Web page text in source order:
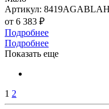
Артикул:
от 6 383 ₽
Подробнее
Подробнее
Показать еще
1 2